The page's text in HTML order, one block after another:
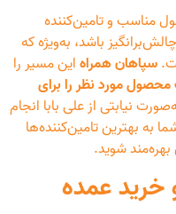
مناسب و تامین‌کننده
باشد، به‌ویژه که
سپاهان همراهاین مسیر را
محصول مورد نظر را برای
نیابتی از علی بابا انجام
بهترین تامین‌کننده‌ها
شوید.
خرید عمده